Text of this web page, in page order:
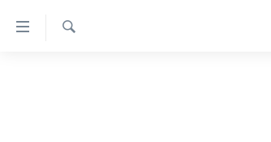
ទៅ​